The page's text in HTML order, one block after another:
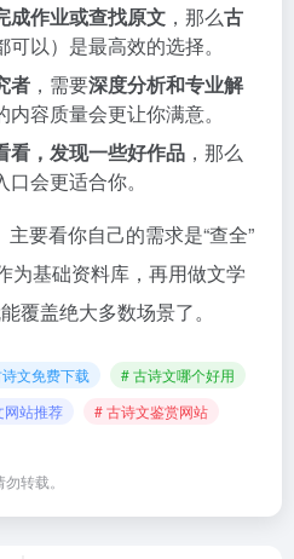
成作业或查找原文 ，那么古
可以）是最高效的选择。
者 ，需要深度分析和专业解
内容质量会更让你满意。
看，发现一些好作品 ，那么
会更适合你。
要看你自己的需求是“查全”
为基础资料库，再用做文学
覆盖绝大多数场景了。
文免费下载
# 古诗文哪个好用
网站推荐 # 古诗文鉴赏网站
转载。